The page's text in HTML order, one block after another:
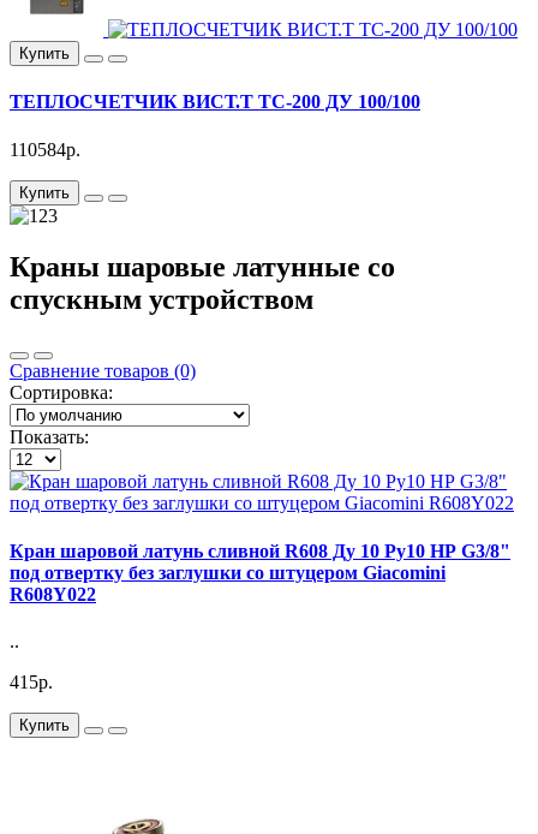
Купить
ТЕПЛОСЧЕТЧИК ВИСТ.Т ТС-200 ДУ 100/100
110584р.
Купить
Краны шаровые латунные со
спускным устройством
Сравнение товаров (0)
Сортировка:
Показать:
Кран шаровой латунь сливной R608 Ду 10 Ру10 НР G3/8"
под отвертку без заглушки со штуцером Giacomini
R608Y022
..
415р.
Купить